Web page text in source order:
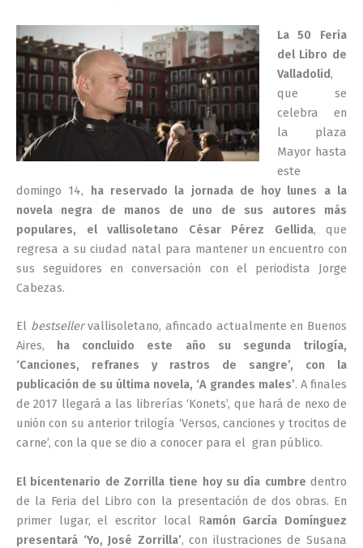
La 50 Feria
del Libro de
Valladolid,
que se
celebra en
la plaza
Mayor hasta
este
domingo 14, ha reservado la jornada de hoy lunes a la
novela negra de manos de uno de sus autores más
populares, el vallisoletano César Pérez Gellida, que
regresa a su ciudad natal para mantener un encuentro con
sus seguidores en conversación con el periodista Jorge
Cabezas.
El bestsellervallisoletano, afincado actualmente en Buenos
Aires, ha concluido este año su segunda trilogía,
‘Canciones, refranes y rastros de sangre’, con la
publicación de su última novela, ‘A grandes males’. A finales
de 2017 llegará a las librerías ‘Konets’, que hará de nexo de
unión con su anterior trilogía ‘Versos, canciones y trocitos de
carne’, con la que se dio a conocer para el gran público.
El bicentenario de Zorrilla tiene hoy su día cumbre dentro
de la Feria del Libro con la presentación de dos obras. En
primer lugar, el escritor local Ramón García Domínguez
presentará ‘Yo, José Zorrilla’, con ilustraciones de Susana